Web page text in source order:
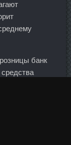
банк